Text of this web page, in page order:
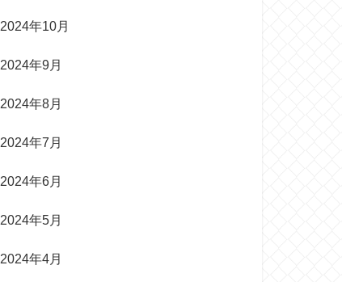
2024年10月
2024年9月
2024年8月
2024年7月
2024年6月
2024年5月
2024年4月